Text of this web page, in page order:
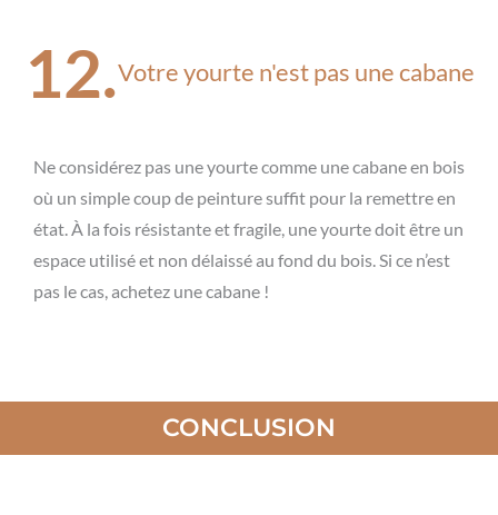
12.Votre yourte n'est pas une cabane
Ne considérez pas une yourte comme une cabane en bois
où un simple coup de peinture suffit pour la remettre en
état. À la fois résistante et fragile, une yourte doit être un
espace utilisé et non délaissé au fond du bois. Si ce n’est
pas le cas, achetez une cabane !
CONCLUSION